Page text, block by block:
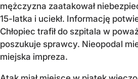
mężczyzna zaatakował
15-latka i uciekł. Informację
Chłopiec trafił do szpitala w
poszukuje sprawcy. Nieopodal
miejska impreza.